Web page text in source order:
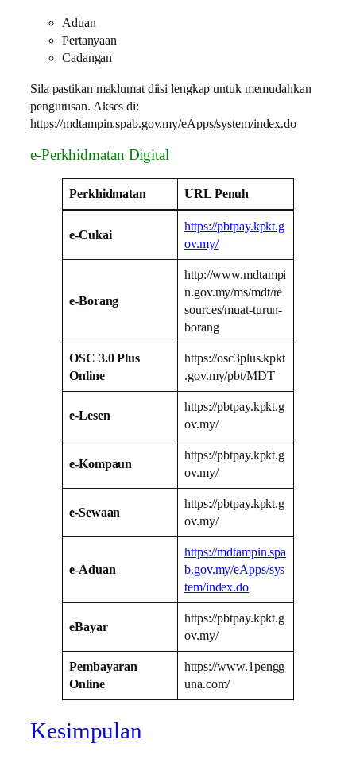
Aduan
Pertanyaan
Cadangan
Sila pastikan maklumat diisi lengkap untuk memudahkan
pengurusan. Akses di:
https://mdtampin.spab.gov.my/eApps/system/index.do
e-Perkhidmatan Digital
Perkhidmatan URL Penuh
e-Cukai
https://pbtpay.kpkt.g
ov.my/
e-Borang
http://www.mdtampi
n.gov.my/ms/mdt/re
sources/muat-turun-
borang
OSC 3.0 Plus
Online
https://osc3plus.kpkt
.gov.my/pbt/MDT
e-Lesen
https://pbtpay.kpkt.g
ov.my/
e-Kompaun
https://pbtpay.kpkt.g
ov.my/
e-Sewaan
https://pbtpay.kpkt.g
ov.my/
e-Aduan
https://mdtampin.spa
b.gov.my/eApps/sys
tem/index.do
eBayar
https://pbtpay.kpkt.g
ov.my/
Pembayaran
Online
https://www.1pengg
una.com/
Kesimpulan